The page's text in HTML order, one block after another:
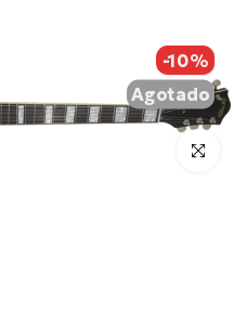
-10%
Agotado
Click para